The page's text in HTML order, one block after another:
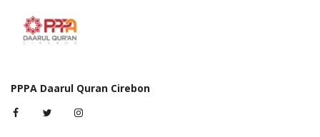
PPPA Daarul Quran Cirebon